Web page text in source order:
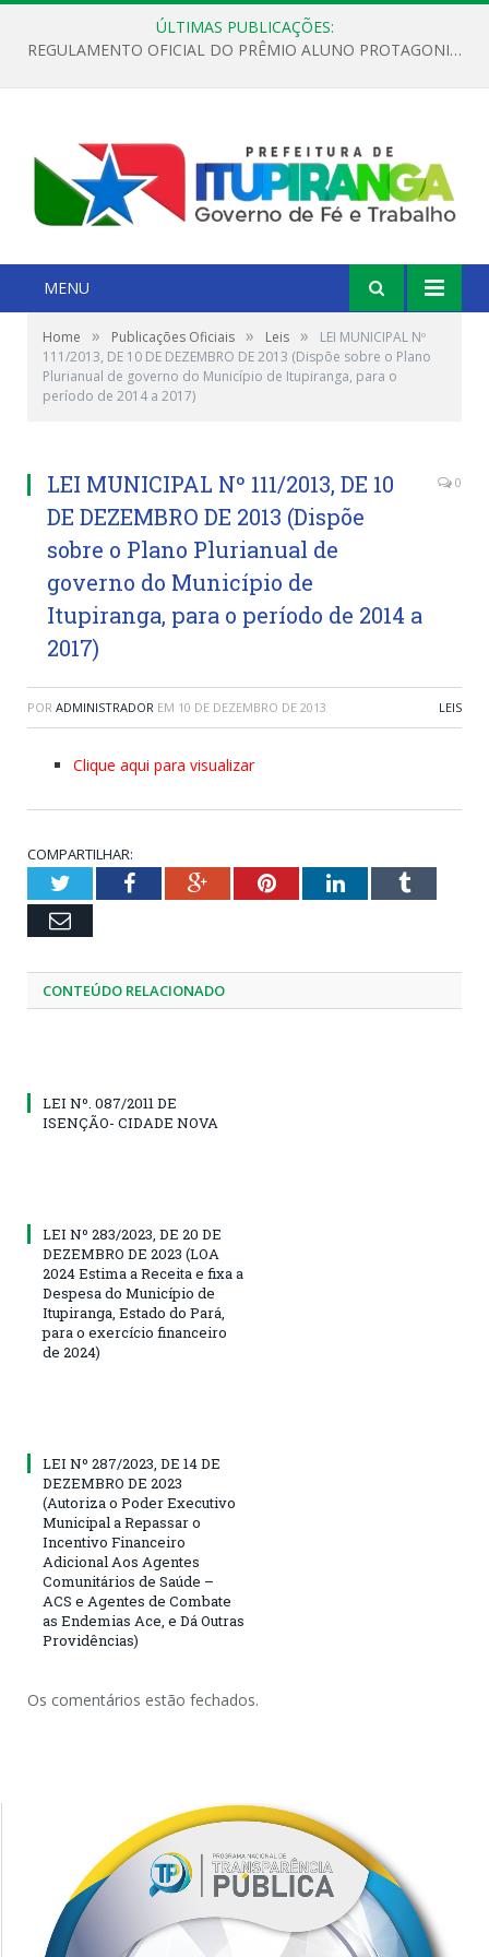
ÚLTIMAS PUBLICAÇÕES:
REGULAMENTO OFICIAL DO PRÊMIO ALUNO PROTAGONISTA – EDIÇÃO 2026
MENU
Home » Publicações Oficiais » Leis »
LEI MUNICIPAL Nº
111/2013, DE 10 DE DEZEMBRO DE 2013 (Dispõe sobre o Plano
Plurianual de governo do Município de Itupiranga, para o
período de 2014 a 2017)
LEI MUNICIPAL Nº 111/2013, DE 10
DE DEZEMBRO DE 2013 (Dispõe
sobre o Plano Plurianual de
governo do Município de
Itupiranga, para o período de 2014 a
2017)
0
POR ADMINISTRADOR EM 10 DE DEZEMBRO DE 2013 LEIS
Clique aqui para visualizar
COMPARTILHAR:
TwitterFacebookGoogle+PinterestLinkedInTumblr
Email
CONTEÚDO RELACIONADO
LEI Nº. 087/2011 DE
ISENÇÃO- CIDADE NOVA
LEI Nº 283/2023, DE 20 DE
DEZEMBRO DE 2023 (LOA
2024 Estima a Receita e fixa a
Despesa do Município de
Itupiranga, Estado do Pará,
para o exercício financeiro
de 2024)
LEI Nº 287/2023, DE 14 DE
DEZEMBRO DE 2023
(Autoriza o Poder Executivo
Municipal a Repassar o
Incentivo Financeiro
Adicional Aos Agentes
Comunitários de Saúde –
ACS e Agentes de Combate
as Endemias Ace, e Dá Outras
Providências)
Os comentários estão fechados.